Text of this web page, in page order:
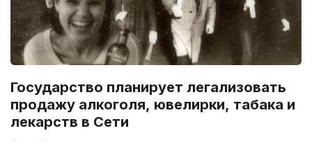
Государство планирует легализовать
продажу алкоголя, ювелирки, табака и
лекарств в Сети